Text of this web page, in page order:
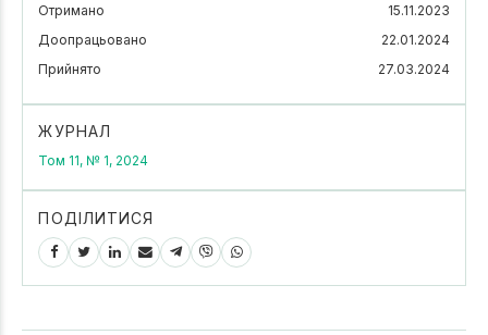
Отримано
15.11.2023
Доопрацьовано
22.01.2024
Прийнято
27.03.2024
ЖУРНАЛ
Том 11, № 1, 2024
ПОДІЛИТИСЯ